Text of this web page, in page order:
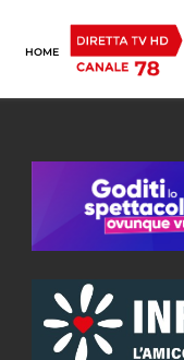
HOME